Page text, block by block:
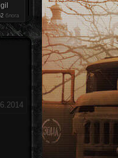
блога